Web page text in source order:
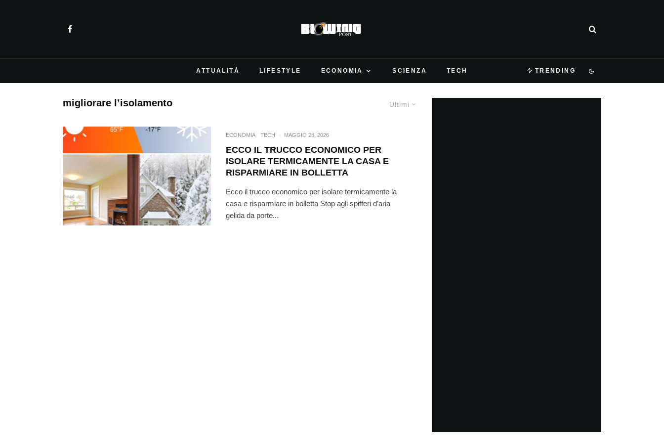
ATTUALITÀ LIFESTYLE ECONOMIA SCIENZA TECH TRENDING
Ultimi
migliorare l’isolamento
ECONOMIA TECH · MAGGIO 28, 2026
ECCO IL TRUCCO ECONOMICO PER
ISOLARE TERMICAMENTE LA CASA E
RISPARMIARE IN BOLLETTA
Ecco il trucco economico per isolare termicamente la
casa e risparmiare in bolletta Stop agli spifferi d’aria
gelida da porte...